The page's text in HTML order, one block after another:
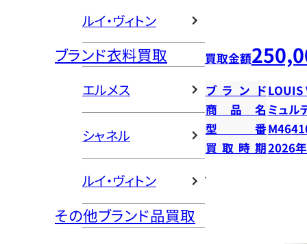
ルイ・ヴィトン
ブランド衣料買取
エルメス
シャネル
ルイ・ヴィトン
その他ブランド品買取
買取金額
ブランドLOUIS
商品名 ミュル
型番
買取時期2026